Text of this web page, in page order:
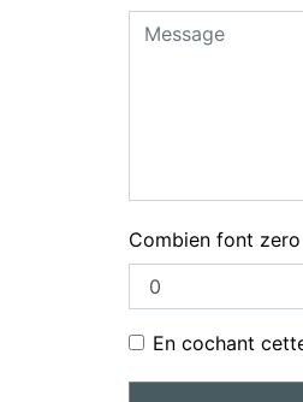
Combien font
En cochant